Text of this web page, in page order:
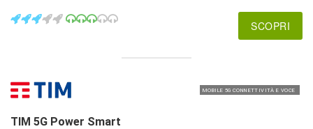
SCOPRI
MOBILE 5G CONNETTIVITÀ E VOCE
TIM 5G Power Smart